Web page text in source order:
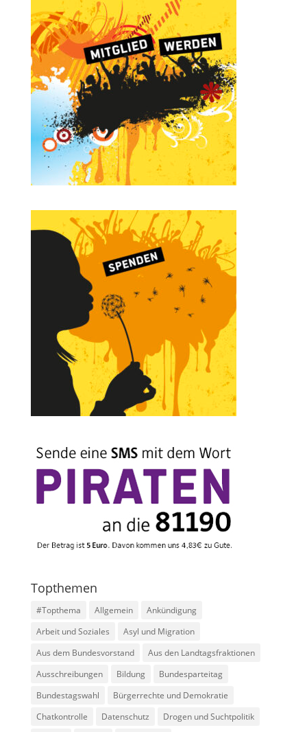
Topthemen
#Topthema Allgemein
Ankündigung
Arbeit und Soziales
Asyl und Migration
Aus dem Bundesvorstand
Aus den Landtagsfraktionen
Ausschreibungen
Bildung
Bundesparteitag
Bundestagswahl
Bürgerrechte und Demokratie
Chatkontrolle
Datenschutz
Drogen und Suchtpolitik